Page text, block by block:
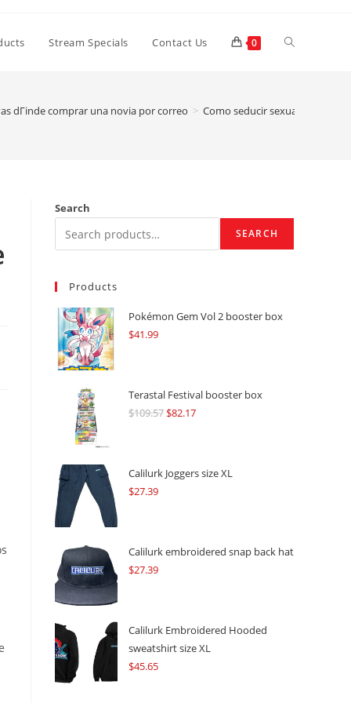
Stream Specials Contact Us 0 Toggle
dГіnde comprar una novia por correo > Como seducir sexualmente a
Search
SEARCH
Products
Pokémon Gem Vol 2 booster box
$41.99
Terastal Festival booster box
$109.57Original
$109.57.
$82.17Current
$82.17.
Calilurk Joggers size XL
$27.39
Calilurk embroidered snap back hat
$27.39
Calilurk Embroidered Hooded
sweatshirt size XL
$45.65